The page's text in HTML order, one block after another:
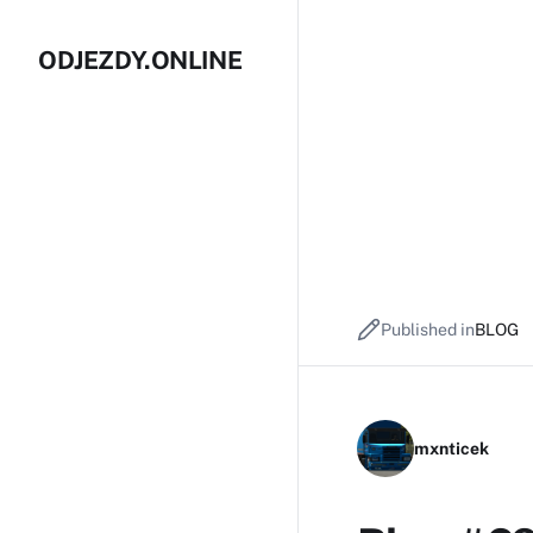
ODJEZDY.ONLINE
Published inBLOG
mxnticek